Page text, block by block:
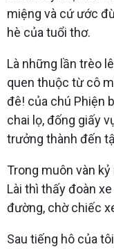
miệng và cứ ước
hè của tuổi thơ.
Là những lần trèo
quen thuộc từ cô
đê! của chú Phiện
chai lọ, đống giấy
trưởng thành đến
Trong muôn vàn
Lài thì thấy đoàn
đường, chờ chiếc
Sau tiếng hô của